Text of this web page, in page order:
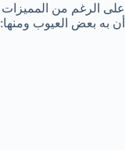
على الرغم من
أن به بعض العيوب ومنها: